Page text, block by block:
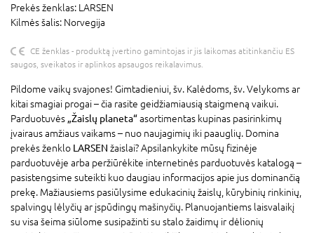
Prekės ženklas: LARSEN
Kilmės šalis: Norvegija
CE ženklas - produktą įvertino gamintojas ir jis laikomas atitinkančiu ES
saugos, sveikatos ir aplinkos apsaugos reikalavimus.
Pildome vaikų svajones! Gimtadieniui, šv. Kalėdoms, šv. Velykoms ar
kitai smagiai progai – čia rasite geidžiamiausią staigmeną vaikui.
Parduotuvės „Žaislų planeta“asortimentas kupinas pasirinkimų
įvairaus amžiaus vaikams – nuo naujagimių iki paauglių. Domina
prekės ženklo LARSEN žaislai? Apsilankykite mūsų fizinėje
parduotuvėje arba peržiūrėkite internetinės parduotuvės katalogą –
pasistengsime suteikti kuo daugiau informacijos apie jus dominančią
prekę. Mažiausiems pasiūlysime edukacinių žaislų, kūrybinių rinkinių,
spalvingų lėlyčių ar įspūdingų mašinyčių. Planuojantiems laisvalaikį
su visa šeima siūlome susipažinti su stalo žaidimų ir dėlionių